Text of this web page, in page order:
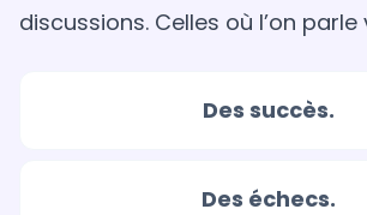
discussions. Celles où l’on parle
Des succès.
Des échecs.